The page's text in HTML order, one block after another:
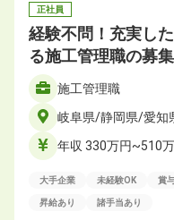
正社員
経験不問！充実し
る施工管理職の募
施工管理職
岐阜県/静岡県/愛知
年収 330万円~510
大手企業 未経験OK 賞
昇給あり 諸手当あり